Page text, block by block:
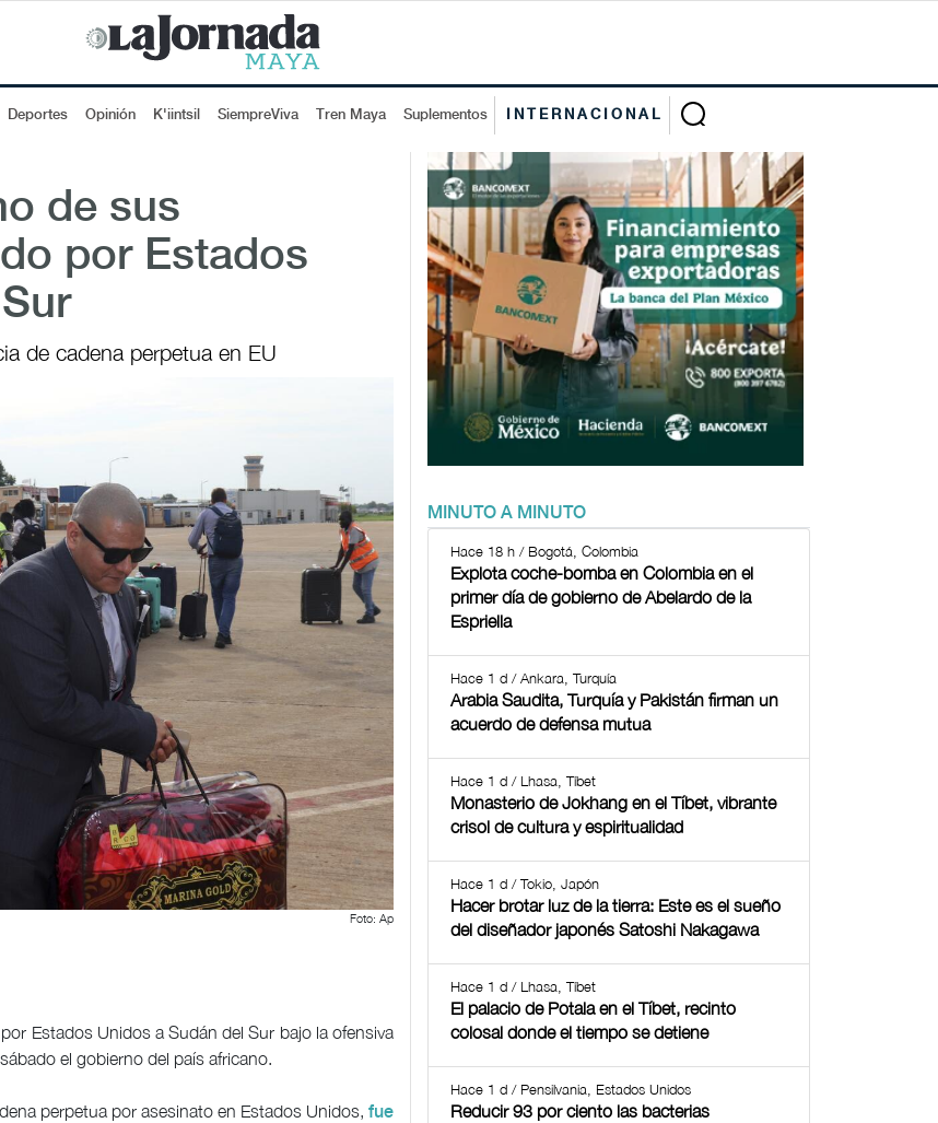
Deportes Opinión K'iintsil SiempreViva Tren Maya Suplementos INTERNACIONAL
de sus
por Estados
de cadena perpetua en EU
Foto: Ap
Estados Unidos a Sudán del Sur bajo la ofensiva
el gobierno del país africano.
perpetua por asesinato en Estados Unidos, fue
MINUTO A MINUTO
Hace 18 h / Bogotá, Colombia
Explota coche-bomba en Colombia en el
primer día de gobierno de Abelardo de la
Espriella
Hace 1 d / Ankara, Turquía
Arabia Saudita, Turquía y Pakistán firman un
acuerdo de defensa mutua
Hace 1 d / Lhasa, Tíbet
Monasterio de Jokhang en el Tíbet, vibrante
crisol de cultura y espiritualidad
Hace 1 d / Tokio, Japón
Hacer brotar luz de la tierra: Este es el sueño
del diseñador japonés Satoshi Nakagawa
Hace 1 d / Lhasa, Tíbet
El palacio de Potala en el Tíbet, recinto
colosal donde el tiempo se detiene
Hace 1 d / Pensilvania, Estados Unidos
Reducir 93 por ciento las bacterias